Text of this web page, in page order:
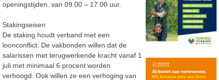
openingstijden. van 09.00 – 17.00 uur.
Stakingseisen
De staking houdt verband met een
loonconflict. De vakbonden willen dat de
salarissen met terugwerkende kracht vanaf 1
juli met minimaal 6 procent worden
verhoogd. Ook willen ze een verhoging van